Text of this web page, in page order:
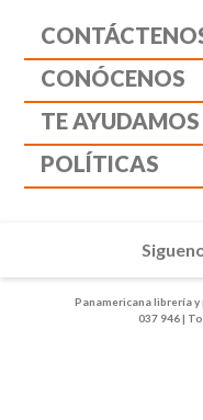
CONÓCENOS
TE AYUDAMOS
POLÍTICAS
Panamericana librería
037 946 |